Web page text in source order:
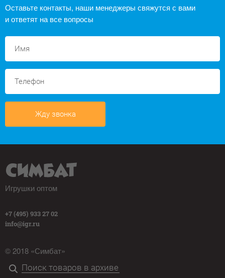
Оставьте контакты, наши менеджеры свяжутся с вами
и ответят на все вопросы
Жду звонка
Игрушки оптом
+7 (495) 933 27 02
info@igr.ru
© 2018 «Симбат»